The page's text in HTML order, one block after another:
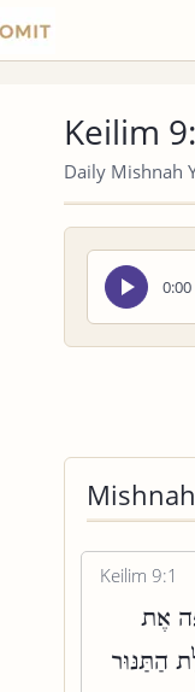
Keilim
Daily Mishnah
0:00
Seek
audio
Keilim 9:1
אֶת
הַתַּנּוּר